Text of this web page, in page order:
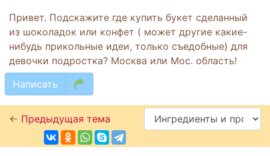
Привет. Подскажите где купить букет сделанный
из шоколадок или конфет ( может другие какие-
нибудь прикольные идеи, только съедобные) для
девочки подростка? Москва или Мос. область!
Написать
← Предыдущая тема